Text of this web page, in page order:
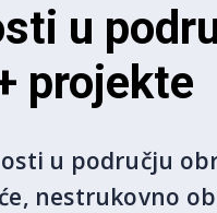
u
projekte
u području
nestrukovno